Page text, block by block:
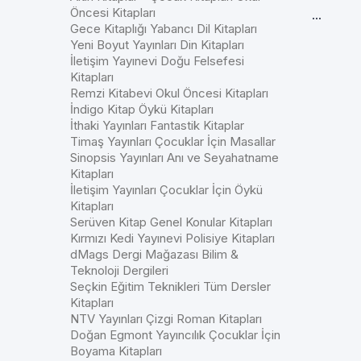
Öncesi Kitapları
Gece Kitaplığı Yabancı Dil Kitapları
Yeni Boyut Yayınları Din Kitapları
İletişim Yayınevi Doğu Felsefesi
Kitapları
Remzi Kitabevi Okul Öncesi Kitapları
İndigo Kitap Öykü Kitapları
İthaki Yayınları Fantastik Kitaplar
Timaş Yayınları Çocuklar İçin Masallar
Sinopsis Yayınları Anı ve Seyahatname
Kitapları
İletişim Yayınları Çocuklar İçin Öykü
Kitapları
Serüven Kitap Genel Konular Kitapları
Kırmızı Kedi Yayınevi Polisiye Kitapları
dMags Dergi Mağazası Bilim &
Teknoloji Dergileri
Seçkin Eğitim Teknikleri Tüm Dersler
Kitapları
NTV Yayınları Çizgi Roman Kitapları
Doğan Egmont Yayıncılık Çocuklar İçin
Boyama Kitapları
...